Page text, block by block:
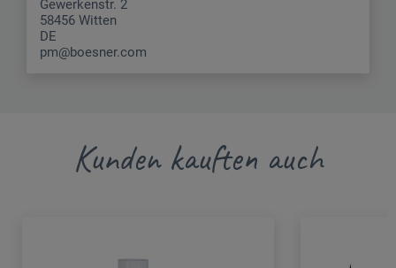
Gewerkenstr. 2
58456 Witten
DE
pm@boesner.com
Kunden kauften auch